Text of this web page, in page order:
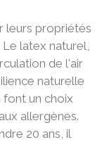
leurs propriétés
latex naturel,
de l'air
naturelle
font un choix
allergènes.
20 ans, il